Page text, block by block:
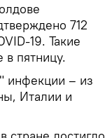
712
19. Такие
пятницу.
инфекции – из
Италии и